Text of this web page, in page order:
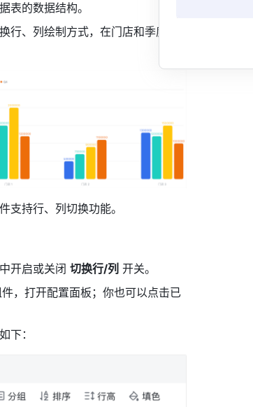
表的数据结构。
、列绘制方式，在门店和季度两
支持行、列切换功能。
开启或关闭 切换行/列 开关。
，打开配置面板；你也可以点击已
下：